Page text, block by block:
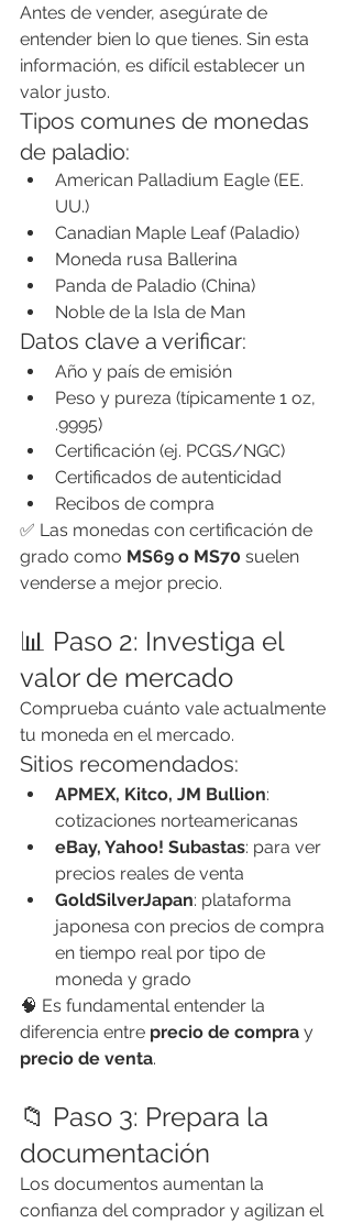
Antes de vender, asegúrate de
entender bien lo que tienes. Sin esta
información, es difícil establecer un
valor justo.
Tipos comunes de monedas
de paladio:
American Palladium Eagle (EE.
UU.)
Canadian Maple Leaf (Paladio)
Moneda rusa Ballerina
Panda de Paladio (China)
Noble de la Isla de Man
Datos clave a verificar:
Año y país de emisión
Peso y pureza (típicamente 1 oz,
.9995)
Certificación (ej. PCGS/NGC)
Certificados de autenticidad
Recibos de compra
✅ Las monedas con certificación de
grado como MS69 o MS70 suelen
venderse a mejor precio.
📊 Paso 2: Investiga el
valor de mercado
Comprueba cuánto vale actualmente
tu moneda en el mercado.
Sitios recomendados:
APMEX, Kitco, JM Bullion:
cotizaciones norteamericanas
eBay, Yahoo! Subastas: para ver
precios reales de venta
GoldSilverJapan: plataforma
japonesa con precios de compra
en tiempo real por tipo de
moneda y grado
🧠 Es fundamental entender la
diferencia entre precio de compra y
precio de venta.
📁 Paso 3: Prepara la
documentación
Los documentos aumentan la
confianza del comprador y agilizan el